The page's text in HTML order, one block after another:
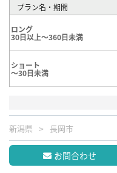
プラン名・期間
ロング
30日以上～360日未満
ショート
～30日未満
新潟県 長岡市
お問合わせ